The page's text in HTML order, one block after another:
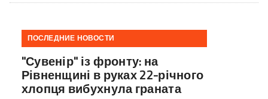
ПОСЛЕДНИЕ НОВОСТИ
"Сувенір" із фронту: на
Рівненщині в руках 22-річного
хлопця вибухнула граната